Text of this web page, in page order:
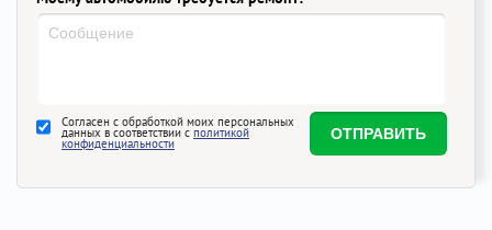
Согласен с обработкой моих персональных
данных в соответствии с политикой
конфиденциальности